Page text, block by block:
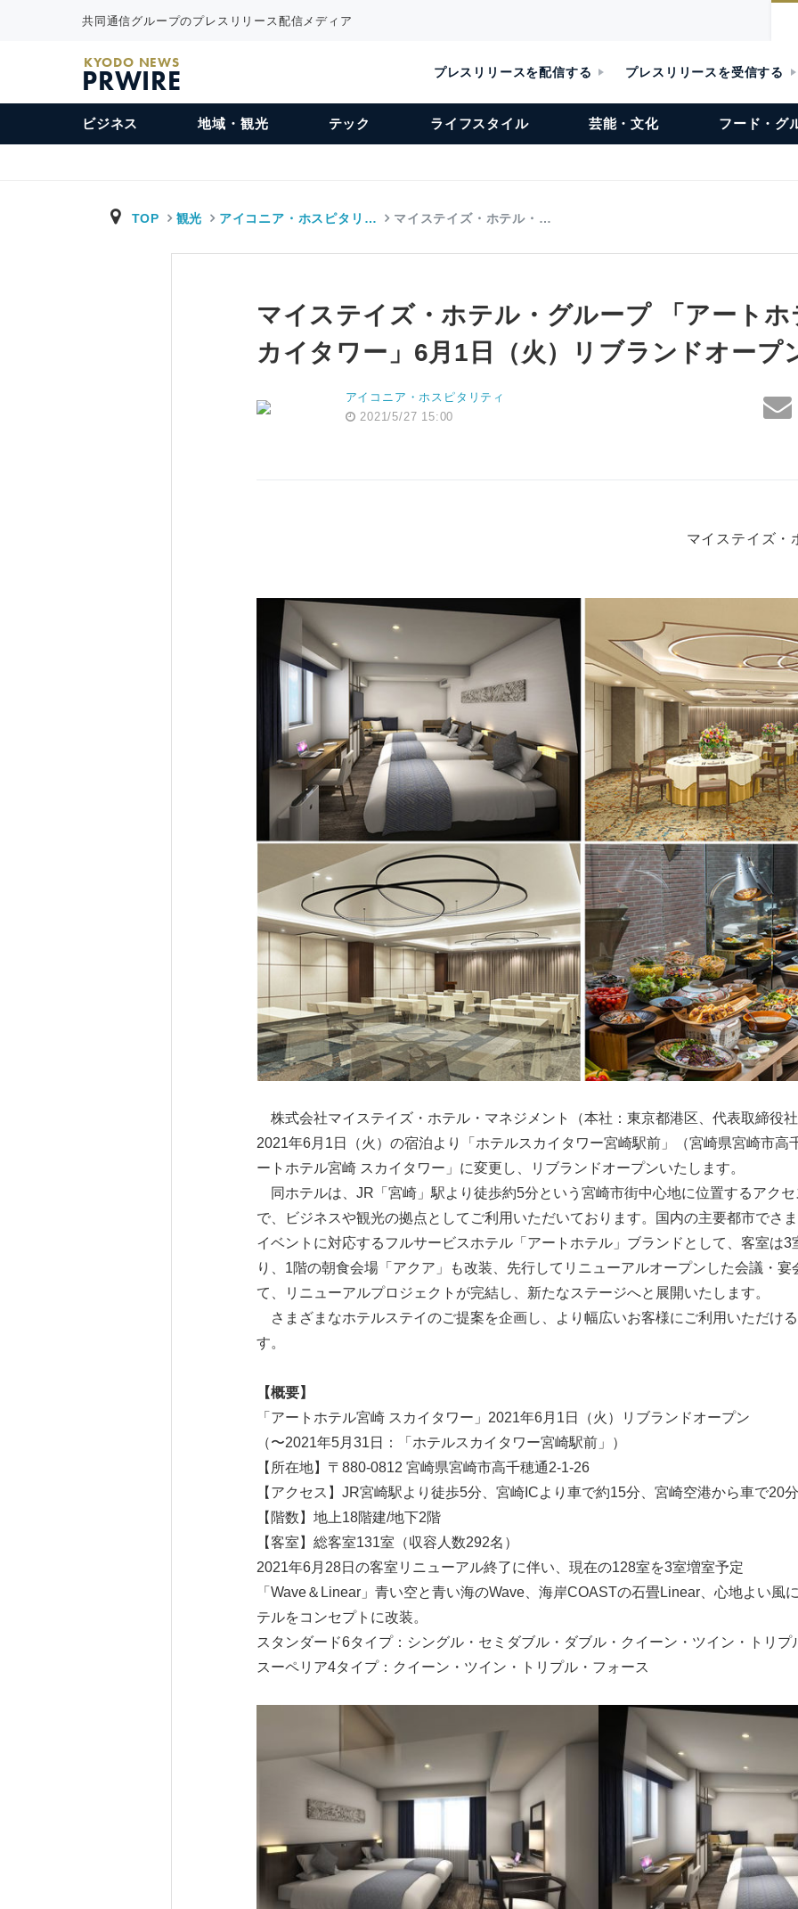
共同通信グループのプレスリリース配信メディア
KYODO NEWS
PRWIRE プレスリリースを配信する プレスリリースを受信する
ビジネス 地域・観光 テック ライフスタイル 芸能・文化 フード・グ
TOP 観光 アイコニア・ホスピタリ… マイステイズ・ホテル・…
マイステイズ・ホテル・グループ 「アート
カイタワー」6月1日（火）リブランドオープ
アイコニア・ホスピタリティ
2021/5/27 15:00
マイステイズ・
株式会社マイステイズ・ホテル・マネジメント（本社：東京都港区、代表取締役
2021年6月1日（火）の宿泊より「ホテルスカイタワー宮崎駅前」（宮崎県宮崎市高
ートホテル宮崎 スカイタワー」に変更し、リブランドオープンいたします。
同ホテルは、JR「宮崎」駅より徒歩約5分という宮崎市街中心地に位置するアク
で、ビジネスや観光の拠点としてご利用いただいております。国内の主要都市でさ
イベントに対応するフルサービスホテル「アートホテル」ブランドとして、客室は3
り、1階の朝食会場「アクア」も改装、先行してリニューアルオープンした会議・宴
て、リニューアルプロジェクトが完結し、新たなステージへと展開いたします。
さまざまなホテルステイのご提案を企画し、より幅広いお客様にご利用いただけ
す。
【概要】
「アートホテル宮崎 スカイタワー」2021年6月1日（火）リブランドオープン
（〜2021年5月31日：「ホテルスカイタワー宮崎駅前」）
【所在地】〒880-0812 宮崎県宮崎市高千穂通2-1-26
【アクセス】JR宮崎駅より徒歩5分、宮崎ICより車で約15分、宮崎空港から車で20分
【階数】地上18階建/地下2階
【客室】総客室131室（収容人数292名）
2021年6月28日の客室リニューアル終了に伴い、現在の128室を3室増室予定
「Wave＆Linear」青い空と青い海のWave、海岸COASTの石畳Linear、心地よい風
テルをコンセプトに改装。
スタンダード6タイプ：シングル・セミダブル・ダブル・クイーン・ツイン・トリプ
スーペリア4タイプ：クイーン・ツイン・トリプル・フォース
Japanese